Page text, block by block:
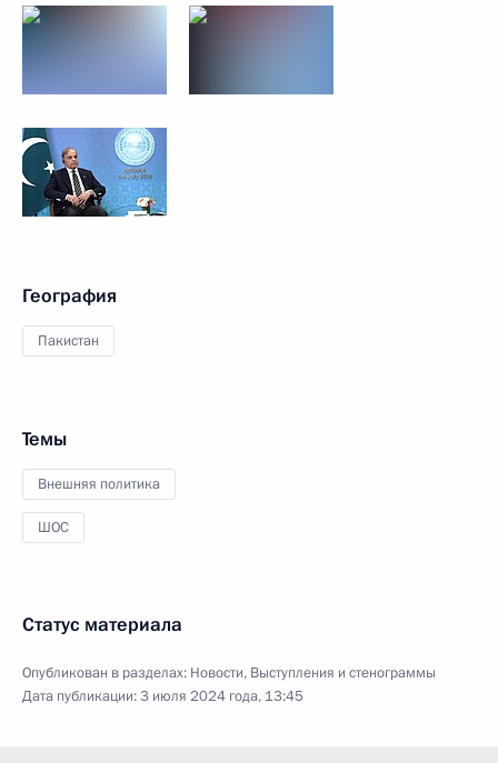
География
Пакистан
Темы
Внешняя политика
ШОС
Статус материала
Опубликован в разделах: Новости, Выступления и стенограммы
Дата публикации:3 июля 2024 года, 13:45